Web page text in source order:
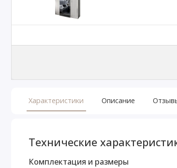
Характеристики Описание
Технические
Комплектация и размеры